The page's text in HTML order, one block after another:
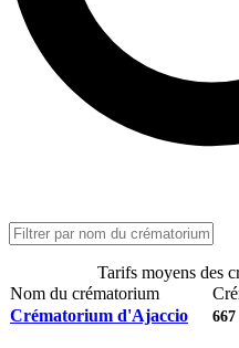
Tarifs moyens des
Nom du crématorium
Crématorium d'Ajaccio
667